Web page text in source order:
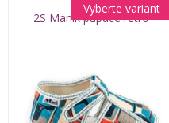
2S Manik papuče retro
Vyberte variant